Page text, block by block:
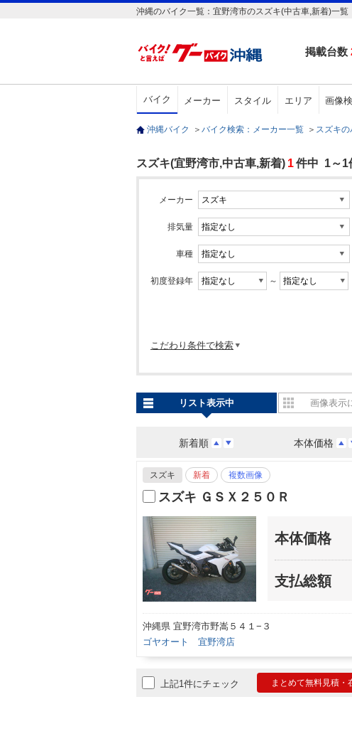
沖縄のバイク一覧：宜野湾市のスズキ(中古車,新着)一覧
掲載台数
バイク メーカー スタイル エリア 画像
沖縄バイク ＞ バイク検索：メーカー一覧 ＞ スズキの
スズキ(宜野湾市,中古車,新着) 1件中 1～1
メーカー
排気量
車種
初度登録年 ～
こだわり条件で検索
新着順 本体価格
リスト表示中 画像表示
スズキ 新着 複数画像
スズキ ＧＳＸ２５０Ｒ
本体価格
支払総額
沖縄県 宜野湾市野嵩５４１−３
ゴヤオート 宜野湾店
上記1件にチェック まとめて無料見積・